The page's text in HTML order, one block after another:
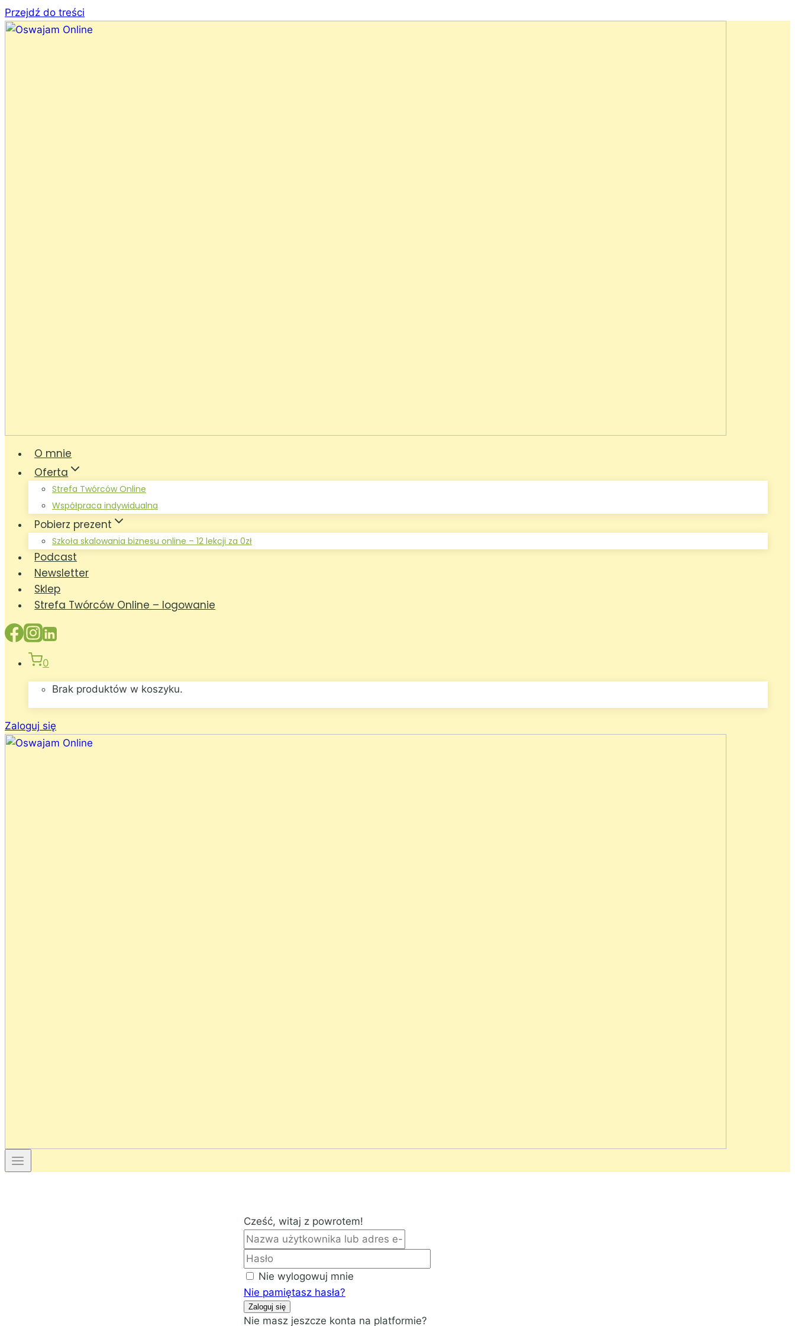
Przejdź do treści
O mnie
Oferta
Strefa Twórców Online
Współpraca indywidualna
Pobierz prezent
Szkoła skalowania biznesu online – 12 lekcji za 0zł
Podcast
Newsletter
Sklep
Strefa Twórców Online – logowanie
0
Brak produktów w koszyku.
Zaloguj się
Cześć, witaj z powrotem!
Nie wylogowuj mnie
Nie pamiętasz hasła?
Zaloguj się
Nie masz jeszcze konta na platformie?